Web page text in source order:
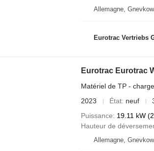
Allemagne,
Eurotrac Vertriebs
Eurotrac Eurotrac
Matériel de TP -
2023
État neuf
Puissance
19.11 kW
Hauteur de
Allemagne,